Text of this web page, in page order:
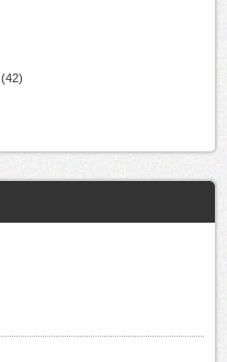
(42)